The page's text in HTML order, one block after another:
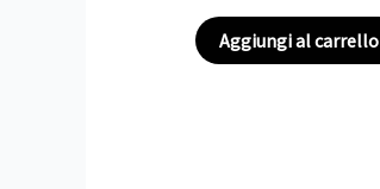
Aggiungi al carrello